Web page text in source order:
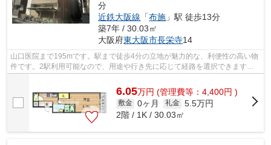
分
近鉄大阪線 「布施 」駅 徒歩13分
築7年 / 30.03㎡
大阪府東大阪市長栄寺14
山口医院まで195mです。駅まで徒歩4分の立地が魅力的な、利便性の高い物
件です。2駅利用可能なので、用途や行き先に応じて経路を選択できます。
6.05万円 (管理費等：4,400円 )
敷金 0ヶ月 礼金 5.5万円
2階 / 1K / 30.03㎡